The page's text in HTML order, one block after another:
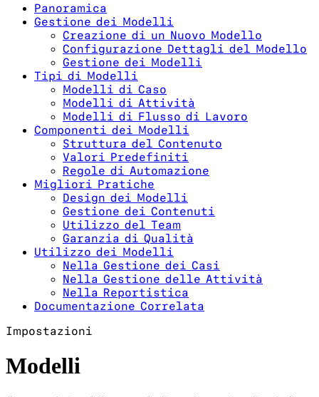
Panoramica
Gestione dei Modelli
Creazione di un Nuovo Modello
Configurazione Dettagli del Modello
Gestione dei Modelli
Tipi di Modelli
Modelli di Caso
Modelli di Attività
Modelli di Flusso di Lavoro
Componenti dei Modelli
Struttura del Contenuto
Valori Predefiniti
Regole di Automazione
Migliori Pratiche
Design dei Modelli
Gestione dei Contenuti
Utilizzo del Team
Garanzia di Qualità
Utilizzo dei Modelli
Nella Gestione dei Casi
Nella Gestione delle Attività
Nella Reportistica
Documentazione Correlata
Impostazioni
Modelli